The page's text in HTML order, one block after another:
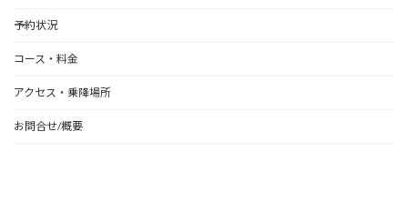
予約状況
コース・料金
アクセス・乗降場所
お問合せ/概要